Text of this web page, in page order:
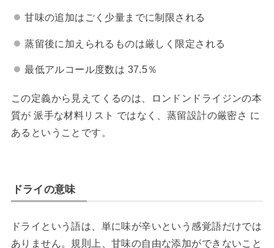
甘味の追加はごく少量までに制限される
蒸留後に加えられるものは厳しく限定される
最低アルコール度数は 37.5％
この定義から見えてくるのは、ロンドンドライジンの本
質が 派手な材料リスト ではなく、蒸留設計の厳密さ に
あるということです。
ドライの意味
ドライという語は、単に味が辛いという感覚語だけでは
ありません。規則上、甘味の自由な添加ができないこと